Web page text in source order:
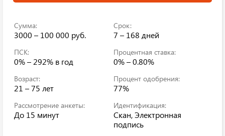
Сумма:
3000 – 100 000 руб.
Срок:
7 – 168 дней
ПСК:
0% – 292% в год
Процентная ставка:
0% – 0.80%
Возраст:
21 – 75 лет
Процент одобрения:
77%
Рассмотрение анкеты:
До 15 минут
Идентификация:
Скан, Электронная
подпись